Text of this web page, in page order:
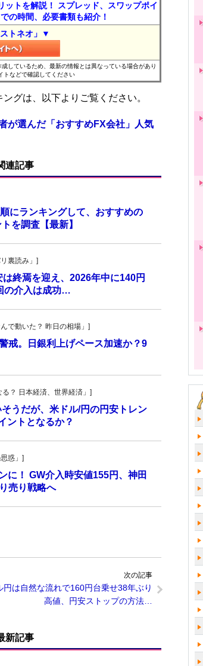
トを解説！ スプレッド、スワップポイ
の時間、必要書類も紹介！
トネオ」▼
しているため、最新の情報とは異なっている場合があり
トなどで確認してください
グは、以下よりご覧ください。
が選んだ「おすすめFX会社」人気
連記事
にランキングして、おすすめの
を調査【最新】
裏読み」]
終焉を迎え、2026年中に140円
の介入は成功…
で動いた？ 昨日の相場」]
戒。日銀利上げペース加速か？9
？ 日本経済、世界経済」]
うだが、米ドル/円の円安トレン
ントとなるか？
惑」]
に！ GW介入時安値155円、神田
売り戦略へ
次の記事
円は自然な流れで160円台乗せ38年ぶり
高値、円安ストップの方法…
新記事